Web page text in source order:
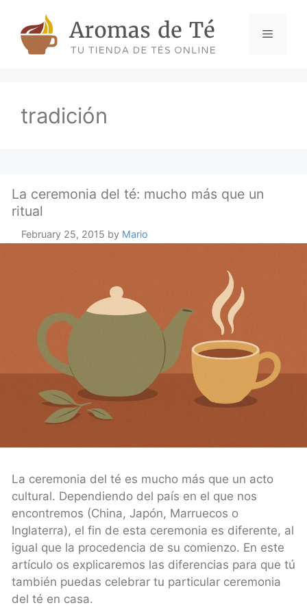
content
Menu
tradición
La ceremonia del té: mucho más que un
ritual
February 25, 2015 by Mario
La ceremonia del té es mucho más que un acto
cultural. Dependiendo del país en el que nos
encontremos (China, Japón, Marruecos o
Inglaterra), el fin de esta ceremonia es diferente, al
igual que la procedencia de su comienzo. En este
artículo os explicaremos las diferencias para que tú
también puedas celebrar tu particular ceremonia
del té en casa.